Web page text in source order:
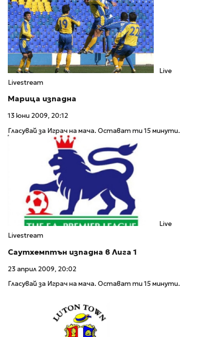
Live
Livestream
Марица изпадна
13 юни 2009, 20:12
Гласувай за Играч на мача. Остават ти 15 минути.
Live
Livestream
Саутхемптън изпадна в Лига 1
23 април 2009, 20:02
Гласувай за Играч на мача. Остават ти 15 минути.